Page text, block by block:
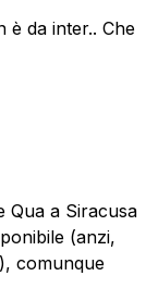
è da inter.. Che
Qua a Siracusa
(anzi,
comunque